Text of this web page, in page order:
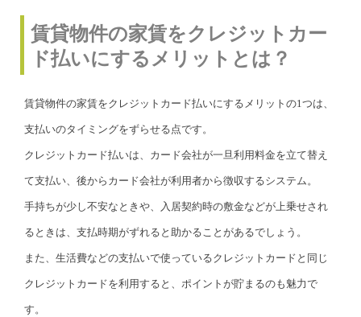
賃貸物件の家賃をクレジットカー
ド払いにするメリットとは？
賃貸物件の家賃をクレジットカード払いにするメリットの1つは、
支払いのタイミングをずらせる点です。
クレジットカード払いは、カード会社が一旦利用料金を立て替え
て支払い、後からカード会社が利用者から徴収するシステム。
手持ちが少し不安なときや、入居契約時の敷金などが上乗せされ
るときは、支払時期がずれると助かることがあるでしょう。
また、生活費などの支払いで使っているクレジットカードと同じ
クレジットカードを利用すると、ポイントが貯まるのも魅力で
す。